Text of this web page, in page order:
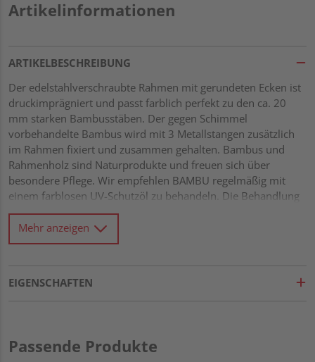
Artikelinformationen
ARTIKELBESCHREIBUNG
Der edelstahlverschraubte Rahmen mit gerundeten Ecken ist
druckimprägniert und passt farblich perfekt zu den ca. 20
mm starken Bambusstäben. Der gegen Schimmel
vorbehandelte Bambus wird mit 3 Metallstangen zusätzlich
im Rahmen fixiert und zusammen gehalten. Bambus und
Rahmenholz sind Naturprodukte und freuen sich über
besondere Pflege. Wir empfehlen BAMBU regelmäßig mit
einem farblosen UV-Schutzöl zu behandeln. Die Behandlung
wirkt schmutz- und wasserabweisend, beugt Pilz- und
Schimmelbildung vor und schützt vor UV-Strahlung. Stabiler
Rahmen 42 x 68 mm mit verzapften Ecken Rahmen aus
mm starken Bambusstäben Fixiert mit 3 Edelstahlstangen
Mehr anzeigen
EIGENSCHAFTEN
Passende Produkte